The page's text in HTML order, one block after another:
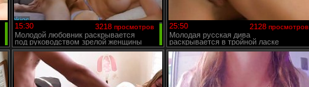
15:30 3218 просмотров
Молодой любовник раскрывается
под руководством зрелой женщины
25:50 2128 просмотров
Молодая русская дива
раскрывается в тройной ласке